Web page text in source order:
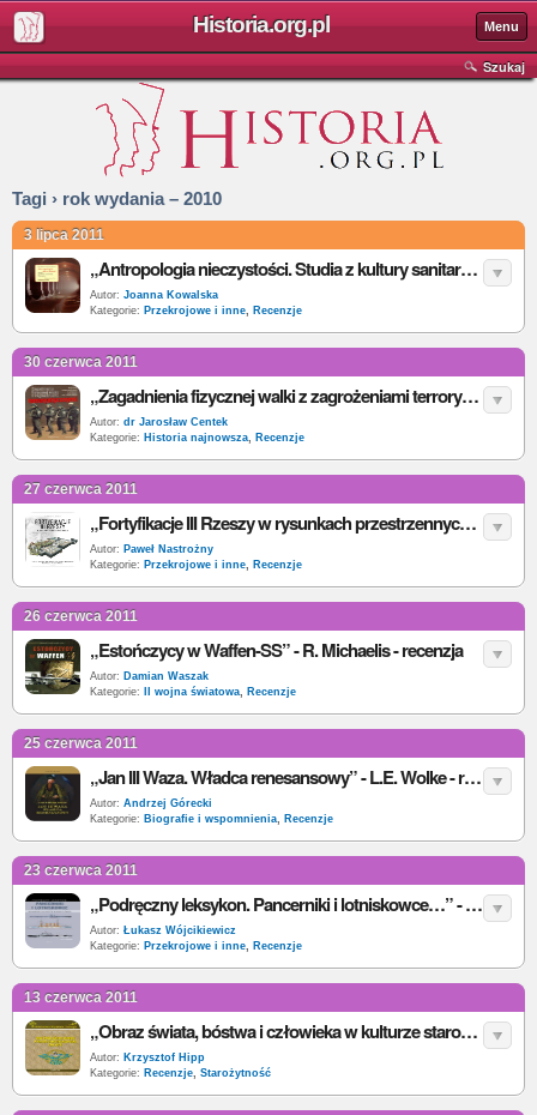
Historia.org.pl Menu
Szukaj
Tagi › rok wydania – 2010
3 lipca 2011
„Antropologia nieczystości. Studia z kultury sanitarnej Warszawy” - W. K. Pessel - recenzja
Autor: Joanna Kowalska
Kategorie: Przekrojowe i inne, Recenzje
30 czerwca 2011
„Zagadnienia fizycznej walki z zagrożeniami terrorystycznymi” - K. Jałoszyński (red.) - recenzja
Autor: dr Jarosław Centek
Kategorie: Historia najnowsza, Recenzje
27 czerwca 2011
„Fortyfikacje III Rzeszy w rysunkach przestrzennych” - R.M. Jurga - recenzja
Autor: Paweł Nastrożny
Kategorie: Przekrojowe i inne, Recenzje
26 czerwca 2011
„Estończycy w Waffen-SS” - R. Michaelis - recenzja
Autor: Damian Waszak
Kategorie:
II wojna światowa, Recenzje
25 czerwca 2011
„Jan III Waza. Władca renesansowy” - L.E. Wolke - recenzja
Autor: Andrzej Górecki
Kategorie: Biografie i wspomnienia, Recenzje
23 czerwca 2011
„Podręczny leksykon. Pancerniki i lotniskowce…” - S. Crawford - recenzja
Autor: Łukasz Wójcikiewicz
Kategorie: Przekrojowe i inne, Recenzje
13 czerwca 2011
„Obraz świata, bóstwa i człowieka w kulturze starożytnej...” - B. W. Matysiak - recenzja
Autor: Krzysztof Hipp
Kategorie: Recenzje, Starożytność